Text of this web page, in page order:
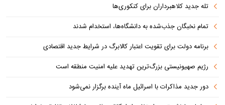
تله جدید کلاهبرداران برای کنکوری‌ها
تمام نخبگان جذب‌شده به دانشگاه‌ها، استخدام شدند
برنامه دولت برای تقویت اعتبار کالابرگ در شرایط جدید اقتصادی
رژیم صهیونیستی بزرگ‌ترین تهدید علیه امنیت منطقه است
دور جدید مذاکرات با اسرائیل ماه آینده برگزار نمی‌شود